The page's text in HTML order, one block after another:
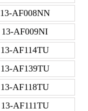
13-AF008NN
13-AF009NI
13-AF114TU
13-AF139TU
13-AF118TU
13-AF111TU